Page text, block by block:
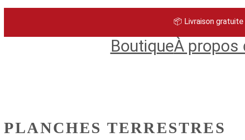
📦 Livraison
BoutiqueÀ propos
PLANCHES TERRESTRES